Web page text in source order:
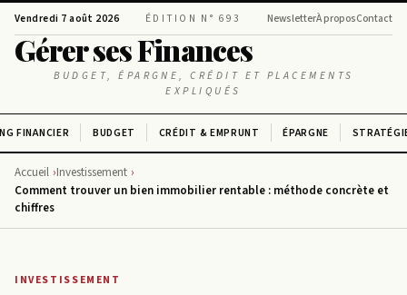
Vendredi 7 août 2026 ÉDITION N° 693 NewsletterÀ proposContact
Gérer ses Finances
BUDGET, ÉPARGNE, CRÉDIT ET PLACEMENTS
EXPLIQUÉS
FINANCIER BUDGET CRÉDIT & EMPRUNT ÉPARGNE
Accueil Investissement
Comment trouver un bien immobilier rentable : méthode concrète et
chiffres
INVESTISSEMENT